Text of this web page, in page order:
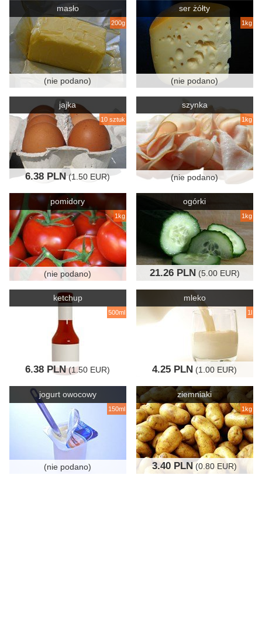
masło
200g
(nie podano)
ser żółty
1kg
(nie podano)
jajka
10 sztuk
6.38 PLN(1.50 EUR)
szynka
1kg
(nie podano)
pomidory
1kg
(nie podano)
ogórki
1kg
21.26 PLN (5.00 EUR)
ketchup
500ml
6.38 PLN(1.50 EUR)
mleko
1l
4.25 PLN (1.00 EUR)
jogurt owocowy
150ml
(nie podano)
ziemniaki
1kg
3.40 PLN (0.80 EUR)